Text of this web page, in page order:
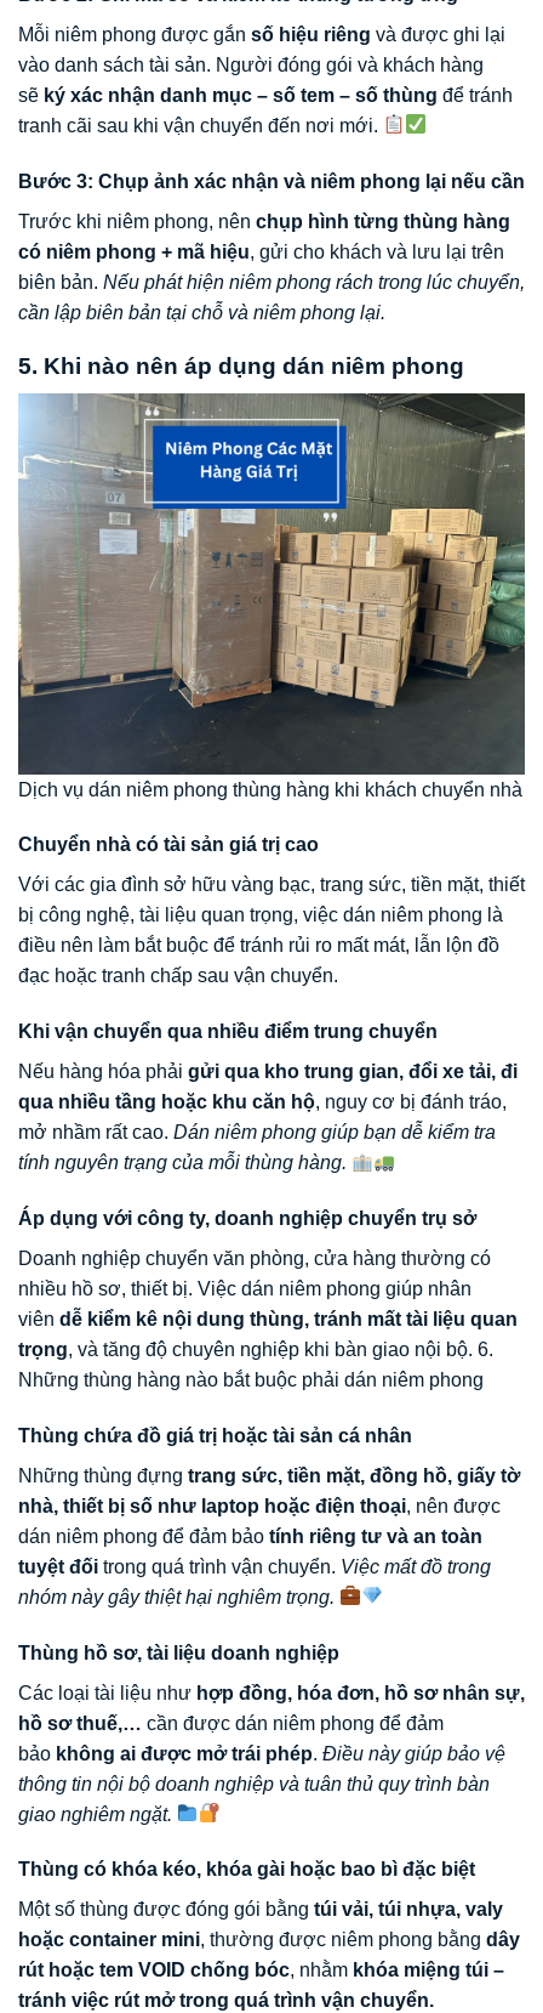
Mỗi niêm phong được gắn số hiệu riêng và được ghi lại
vào danh sách tài sản. Người đóng gói và khách hàng
sẽ ký xác nhận danh mục – số tem – số thùng để tránh
tranh cãi sau khi vận chuyển đến nơi mới.
Bước 3: Chụp ảnh xác nhận và niêm phong lại nếu cần
Trước khi niêm phong, nên chụp hình từng thùng hàng
có niêm phong + mã hiệu, gửi cho khách và lưu lại trên
biên bản. Nếu phát hiện niêm phong rách trong lúc chuyển,
cần lập biên bản tại chỗ và niêm phong lại.
5. Khi nào nên áp dụng dán niêm phong
Dịch vụ dán niêm phong thùng hàng khi khách chuyển nhà
Chuyển nhà có tài sản giá trị cao
Với các gia đình sở hữu vàng bạc, trang sức, tiền mặt, thiết
bị công nghệ, tài liệu quan trọng, việc dán niêm phong là
điều nên làm bắt buộc để tránh rủi ro mất mát, lẫn lộn đồ
đạc hoặc tranh chấp sau vận chuyển.
Khi vận chuyển qua nhiều điểm trung chuyển
Nếu hàng hóa phải gửi qua kho trung gian, đổi xe tải, đi
qua nhiều tầng hoặc khu căn hộ, nguy cơ bị đánh tráo,
mở nhầm rất cao. Dán niêm phong giúp bạn dễ kiểm tra
tính nguyên trạng của mỗi thùng hàng.
Áp dụng với công ty, doanh nghiệp chuyển trụ sở
Doanh nghiệp chuyển văn phòng, cửa hàng thường có
nhiều hồ sơ, thiết bị. Việc dán niêm phong giúp nhân
viên dễ kiểm kê nội dung thùng, tránh mất tài liệu quan
trọng, và tăng độ chuyên nghiệp khi bàn giao nội bộ. 6.
Những thùng hàng nào bắt buộc phải dán niêm phong
Thùng chứa đồ giá trị hoặc tài sản cá nhân
Những thùng đựng trang sức, tiền mặt, đồng hồ, giấy tờ
nhà, thiết bị số như laptop hoặc điện thoại, nên được
dán niêm phong để đảm bảo tính riêng tư và an toàn
tuyệt đối trong quá trình vận chuyển. Việc mất đồ trong
nhóm này gây thiệt hại nghiêm trọng.
Thùng hồ sơ, tài liệu doanh nghiệp
Các loại tài liệu như hợp đồng, hóa đơn, hồ sơ nhân sự,
hồ sơ thuế,… cần được dán niêm phong để đảm
bảo không ai được mở trái phép. Điều này giúp bảo vệ
thông tin nội bộ doanh nghiệp và tuân thủ quy trình bàn
giao nghiêm ngặt.
Thùng có khóa kéo, khóa gài hoặc bao bì đặc biệt
Một số thùng được đóng gói bằng túi vải, túi nhựa, valy
hoặc container mini, thường được niêm phong bằng dây
rút hoặc tem VOID chống bóc, nhằm khóa miệng túi –
tránh việc rút mở trong quá trình vận chuyển.